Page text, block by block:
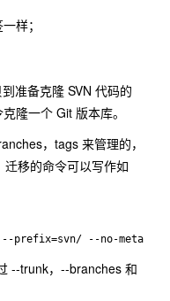
样；
准备克隆 SVN 代码的
隆一个 Git 版本库。
，tags 来管理的，
迁移的命令可以写作如
--prefix=svn/ --no-
--trunk，--branches 和